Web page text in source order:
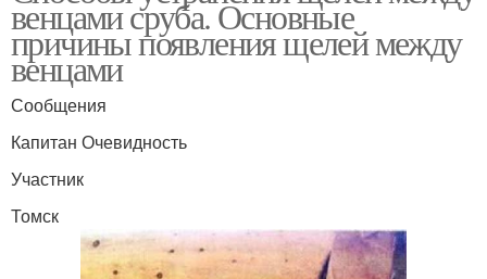
венцами сруба. Основные
причины появления щелей между
венцами
Сообщения
Капитан Очевидность
Участник
Томск